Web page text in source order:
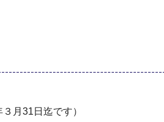
月31日迄です）